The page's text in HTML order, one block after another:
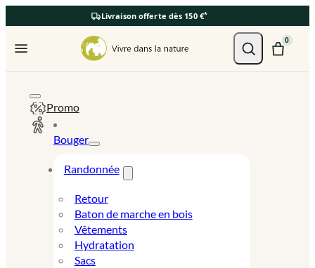
Livraison offerte dès 150 €*
Ouvrir le menu 0
Promo
Bouger
Randonnée
Retour
Baton de marche en bois
Vêtements
Hydratation
Sacs